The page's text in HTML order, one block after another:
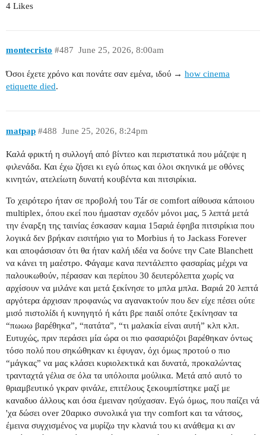
4 Likes
montecristo June 25, 2026, 8:00am
#487
Όσοι έχετε χρόνο και πονάτε σαν εμένα, ιδού → how cinema
etiquette died.
matpap June 25, 2026, 8:24pm
#488
Καλά φρικτή η συλλογή από βίντεο και περιστατικά που μάζεψε η
φιλενάδα. Και έχω ζήσει κι εγώ όπως και όλοι σκηνικά με οθόνες
κινητών, ατελείωτη δυνατή κουβέντα και πιτσιρίκια.
Το χειρότερο ήταν σε προβολή του Tár σε comfort αίθουσα κάποιου
multiplex, όπου εκεί που ήμασταν σχεδόν μόνοι μας, 5 λεπτά μετά
την έναρξη της ταινίας έσκασαν καμια 15αριά έφηβα πιτσιρίκια που
λογικά δεν βρήκαν εισιτήριο για το Morbius ή το Jackass Forever
και αποφάσισαν ότι θα ήταν καλή ιδέα να δούνε την Cate Blanchett
να κάνει τη μαέστρο. Φάγαμε κανα πεντάλεπτο φασαρίας μέχρι να
παλουκωθούν, πέρασαν και περίπου 30 δευτερόλεπτα χωρίς να
αρχίσουν να μιλάνε και μετά ξεκίνησε το μπλα μπλα. Βαριά 20 λεπτά
αργότερα άρχισαν προφανώς να αγανακτούν που δεν είχε πέσει ούτε
μισό πιστολίδι ή κυνηγητό ή κάτι βρε παιδί οπότε ξεκίνησαν τα
“πωωω βαρέθηκα”, “πατάτα”, “τι μαλακία είναι αυτή” κλπ κλπ.
Ευτυχώς, πριν περάσει μία ώρα οι πιο φασαριόζοι βαρέθηκαν όντως
τόσο πολύ που σηκώθηκαν κι έφυγαν, όχι όμως προτού ο πιο
“μάγκας” να μας κλάσει κυριολεκτικά και δυνατά, προκαλώντας
τρανταχτά γέλια σε όλα τα υπόλοιπα μούλικα. Μετά από αυτό το
θριαμβευτικό γκραν φινάλε, επιτέλους ξεκουμπίστηκε μαζί με
καναδυο άλλους και όσα έμειναν ησύχασαν. Εγώ όμως, που παίζει νά
'χα δώσει over 20αρικο συνολικά για την comfort και τα νάτσος,
έμεινα συγχισμένος να μυρίζω την κλανιά του κι ανάθεμα κι αν